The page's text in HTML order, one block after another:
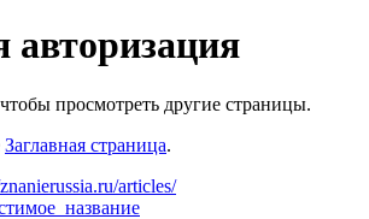
авторизация
просмотреть другие страницы.
Заглавная страница.
articles/